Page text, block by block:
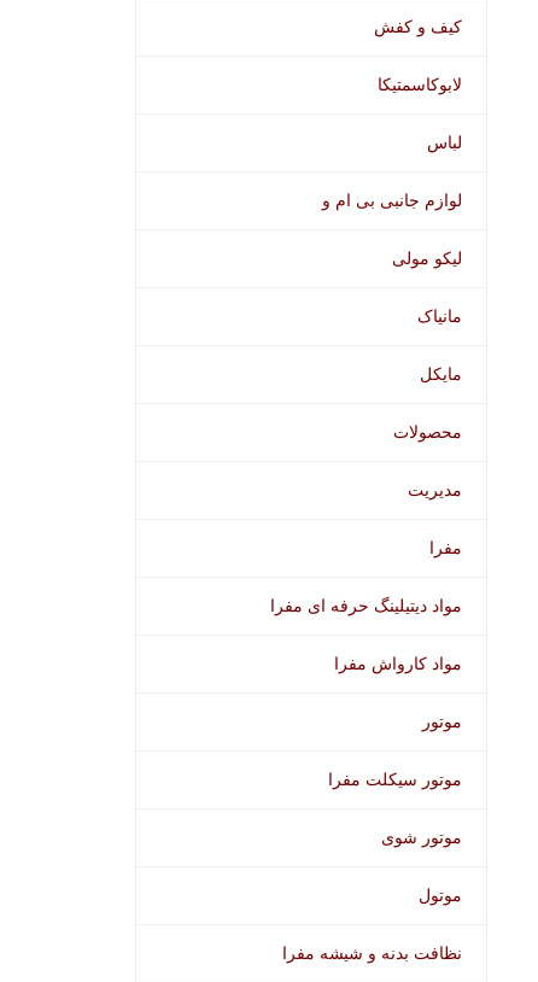
کیف و کفش
لابوکاسمتیکا
لباس
لوازم جانبی بی ام و
لیکو مولی
مانیاک
مایکل
محصولات
مدیریت
مفرا
مواد دیتیلینگ حرفه ای مفرا
مواد کارواش مفرا
موتور
موتور سیکلت مفرا
موتور شوی
موتول
نظافت بدنه و شیشه مفرا